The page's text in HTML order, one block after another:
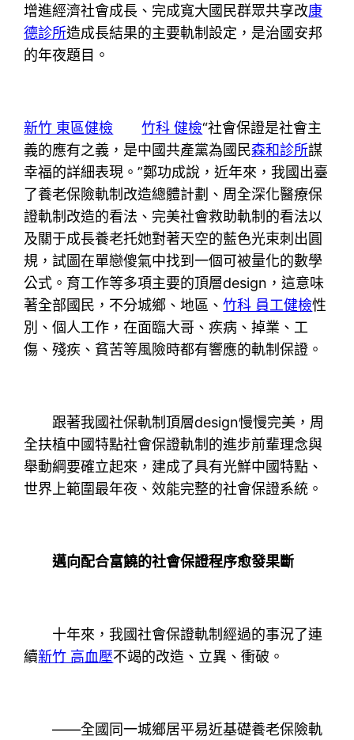
增進經濟社會成長、完成寬大國民群眾共享改康
德診所造成長結果的主要軌制設定，是治國安邦
的年夜題目。
新竹 東區健檢 竹科 健檢“社會保證是社會主
義的應有之義，是中國共產黨為國民森和診所謀
幸福的詳細表現。”鄭功成說，近年來，我國出臺
了養老保險軌制改造總體計劃、周全深化醫療保
證軌制改造的看法、完美社會救助軌制的看法以
及關于成長養老托她對著天空的藍色光束刺出圓
規，試圖在單戀傻氣中找到一個可被量化的數學
公式。育工作等多項主要的頂層design，這意味
著全部國民，不分城鄉、地區、竹科 員工健檢性
別、個人工作，在面臨大哥、疾病、掉業、工
傷、殘疾、貧苦等風險時都有響應的軌制保證。
跟著我國社保軌制頂層design慢慢完美，周
全扶植中國特點社會保證軌制的進步前輩理念與
舉動綱要確立起來，建成了具有光鮮中國特點、
世界上範圍最年夜、效能完整的社會保證系統。
邁向配合富饒的社會保證程序愈發果斷
十年來，我國社會保證軌制經過的事況了連
續新竹 高血壓不竭的改造、立異、衝破。
——全國同一城鄉居平易近基礎養老保險軌